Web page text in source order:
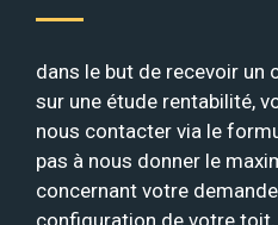
dans le but de recevoir un
sur une étude rentabilité,
nous contacter via le
pas à nous donner le
concernant votre
configuration de votre